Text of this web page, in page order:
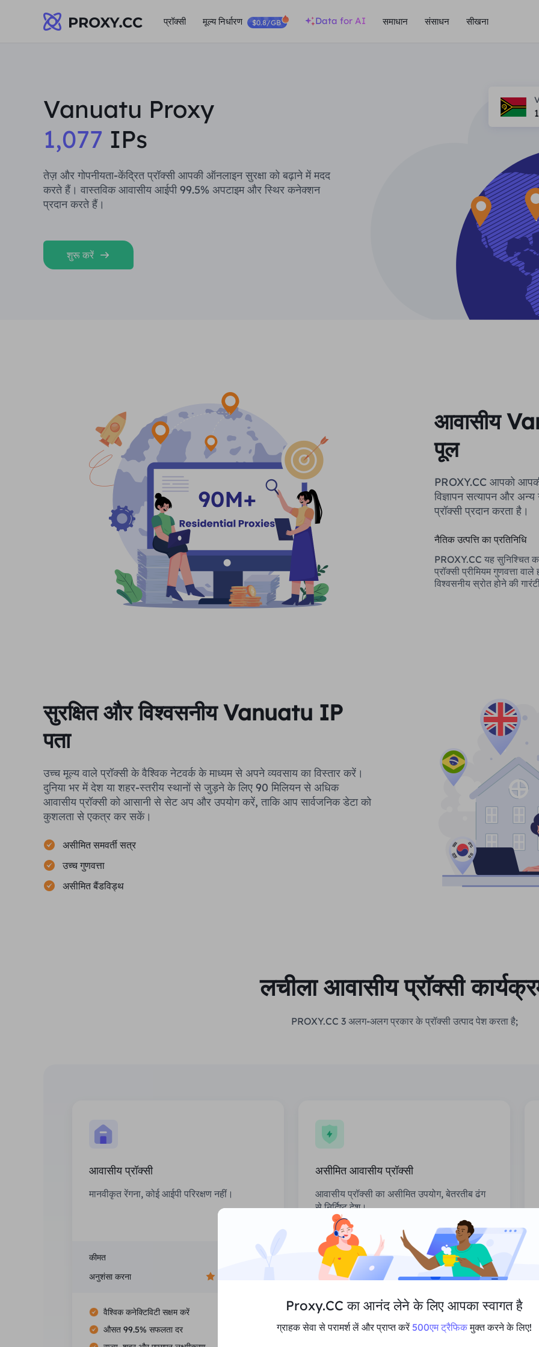
प्रॉक्सी मूल्य निर्धारण $0.8/GB Data for AI समाधान संसाधन सीखना
Vanuatu Proxy
1,077 IPs
तेज़ और गोपनीयता-केंद्रित प्रॉक्सी आपकी ऑनलाइन सुरक्षा को बढ़ाने में मदद
करते हैं। वास्तविक आवासीय आईपी 99.5% अपटाइम और स्थिर कनेक्शन
प्रदान करते हैं।
शुरू करें
आवासीय
पूल
PROXY.CC आपको
विज्ञापन सत्यापन और
प्रॉक्सी प्रदान करता है।
नैतिक उत्पत्ति का प्रतिनिधि
PROXY.CC यह सुनिश्चित
प्रॉक्सी प्रीमियम गुणवत्ता
विश्वसनीय स्रोत होने की
सुरक्षित और विश्वसनीय Vanuatu IP
पता
उच्च मूल्य वाले प्रॉक्सी के वैश्विक नेटवर्क के माध्यम से अपने व्यवसाय का विस्तार करें।
दुनिया भर में देश या शहर-स्तरीय स्थानों से जुड़ने के लिए 90 मिलियन से अधिक
आवासीय प्रॉक्सी को आसानी से सेट अप और उपयोग करें, ताकि आप सार्वजनिक डेटा को
कुशलता से एकत्र कर सकें।
असीमित समवर्ती सत्र
उच्च गुणवत्ता
असीमित बैंडविड्थ
लचीला आवासीय प्रॉक्सी
PROXY.CC 3 अलग-अलग प्रकार के प्रॉक्सी उत्पाद पेश करता है;
आवासीय प्रॉक्सी
मानवीकृत रेंगना, कोई आईपी परिरक्षण नहीं।
कीमत $0/जीबी
अनुशंसा करना
वैश्विक कनेक्टिविटी सक्षम करें
औसत 99.5% सफलता दर
असीमित आवासीय प्रॉक्सी
आवासीय प्रॉक्सी का असीमित उपयोग, बेतरतीब ढंग
से निर्दिष्ट देश।
कीमत $0/दिन
अनुशंसा करना
मल्टी-कॉन्करेंसी का समर्थन करें
असीमित सत्र और बैंडविड्थ
Proxy.CC का आनंद लेने के लिए आपका स्वागत है
ग्राहक सेवा से परामर्श लें और प्राप्त करें 500एम ट्रैफिकमुक्त करने के लिए!